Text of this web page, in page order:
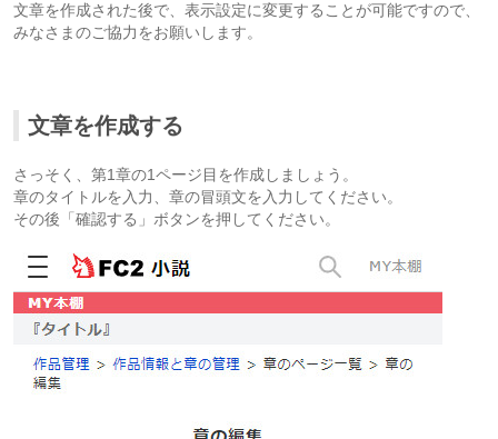
文章を作成された後で、表示設定に変更することが可能ですので、
みなさまのご協力をお願いします。
文章を作成する
さっそく、第1章の1ページ目を作成しましょう。
章のタイトルを入力、章の冒頭文を入力してください。
その後「確認する」ボタンを押してください。